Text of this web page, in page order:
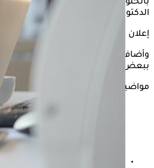
بالخلود للراحة، لكنه أحيانًا قد
الدكتور جمال شعبان، العميد الأسبق
إعلان
وأضاف شعبان أن
قد يكون
ببعض الأمراض، أبرزها:
مواضيع ذات صلة